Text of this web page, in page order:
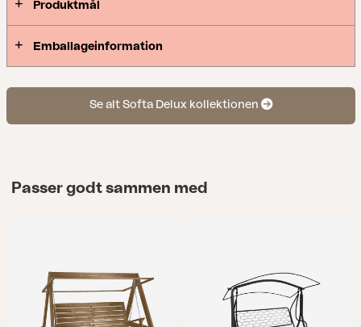
Produktmål
Emballageinformation
Se alt Softa Delux kollektionen
Passer godt sammen med